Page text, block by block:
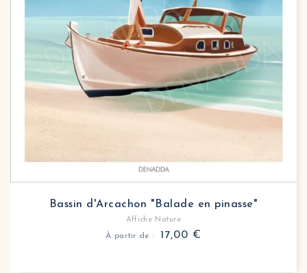
Bassin d'Arcachon "Balade en pinasse"
Affiche Nature
À partir de : 17,00 €